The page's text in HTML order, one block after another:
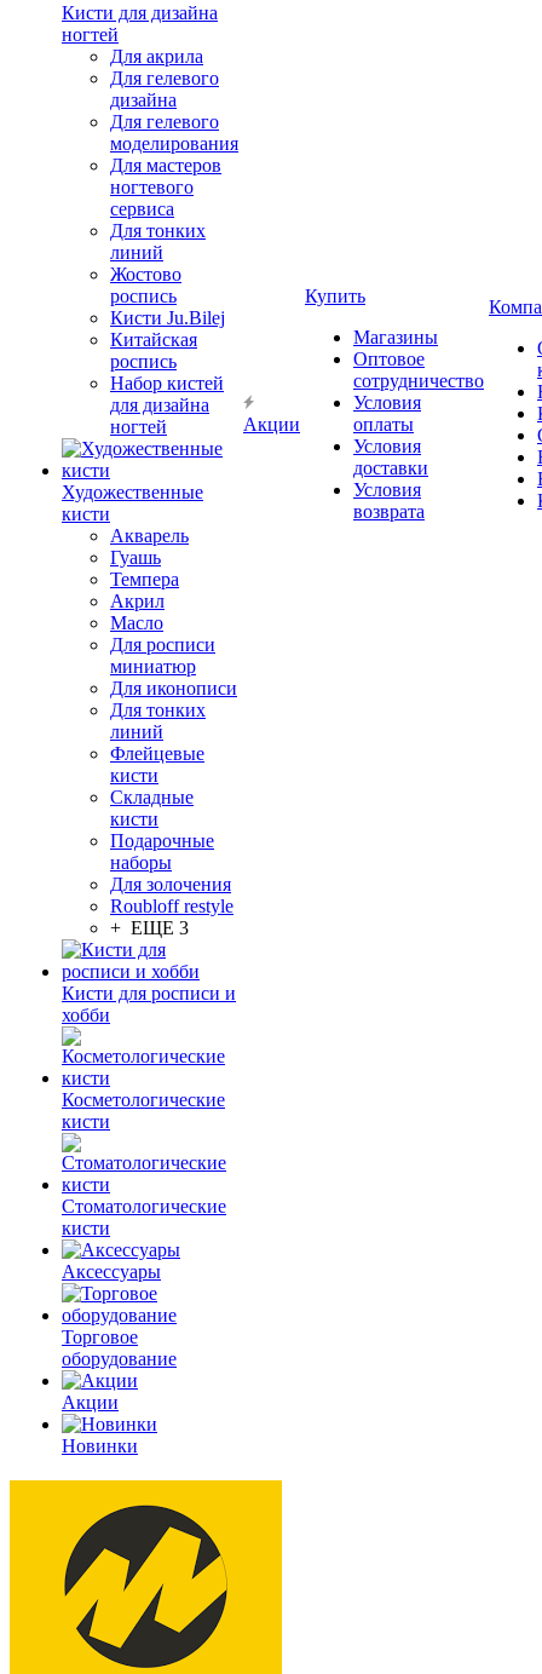
Кисти для дизайна
ногтей
Для акрила
Для гелевого
дизайна
Для гелевого
моделирования
Для мастеров
ногтевого
сервиса
Для тонких
линий
Жостово
роспись
Кисти Ju.Bilej
Китайская
роспись
Набор кистей
для дизайна
ногтей
Художественные
кисти
Акварель
Гуашь
Темпера
Акрил
Масло
Для росписи
миниатюр
Для иконописи
Для тонких
линий
Флейцевые
кисти
Складные
кисти
Подарочные
наборы
Для золочения
Roubloff restyle
+ ЕЩЕ 3
Кисти для росписи и
хобби
Косметологические
кисти
Стоматологические
кисти
Аксессуары
Торговое
оборудование
Акции
Новинки
Акции
Купить
Магазины
Оптовое
сотрудничество
Условия
оплаты
Условия
доставки
Условия
возврата